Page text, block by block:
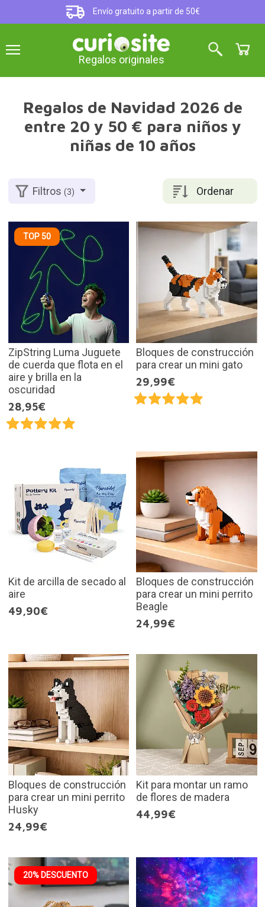
Envío gratuito a partir de 50€
Regalos originales
Regalos de Navidad 2026 de
entre 20 y 50 € para niños y
niñas de 10 años
Ordenar
Filtros(3)
TOP 50
ZipString Luma Juguete
de cuerda que flota en el
aire y brilla en la
oscuridad
28,95€
Bloques de construcción
para crear un mini gato
29,99€
Kit de arcilla de secado al
aire
49,90€
Bloques de construcción
para crear un mini perrito
Beagle
24,99€
Bloques de construcción
para crear un mini perrito
Husky
24,99€
Kit para montar un ramo
de flores de madera
44,99€
20% DESCUENTO